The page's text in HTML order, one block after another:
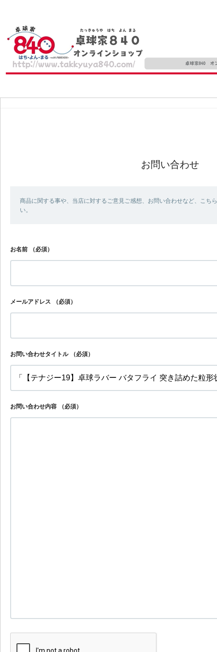
お問い合わせ
商品に関する事や、当店に対するご意見ご感想、お問い合わせなど、こち
い。
お名前 （必須）
メールアドレス （必須）
お問い合わせタイトル （必須）
お問い合わせ内容 （必須）